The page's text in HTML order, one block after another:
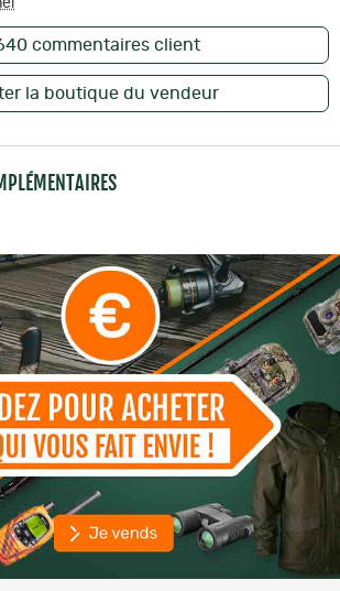
commentaires client
la boutique du vendeur